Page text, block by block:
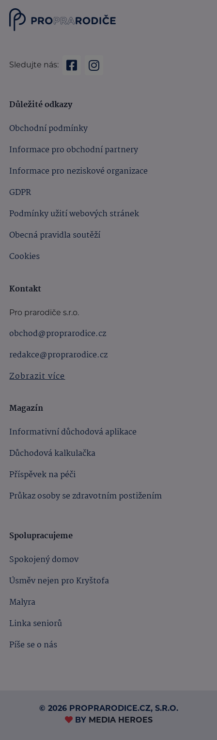
Sledujte nás:
Důležité odkazy
Obchodní podmínky
Informace pro obchodní partnery
Informace pro neziskové organizace
GDPR
Podmínky užití webových stránek
Obecná pravidla soutěží
Cookies
Kontakt
Pro prarodiče s.r.o.
obchod@proprarodice.cz
redakce@proprarodice.cz
Zobrazit více
Magazín
Informativní důchodová aplikace
Důchodová kalkulačka
Příspěvek na péči
Průkaz osoby se zdravotním postižením
Spolupracujeme
Spokojený domov
Úsměv nejen pro Kryštofa
Malyra
Linka seniorů
Píše se o nás
© 2026 PROPRARODICE.CZ, S.R.O.
BY MEDIA HEROES